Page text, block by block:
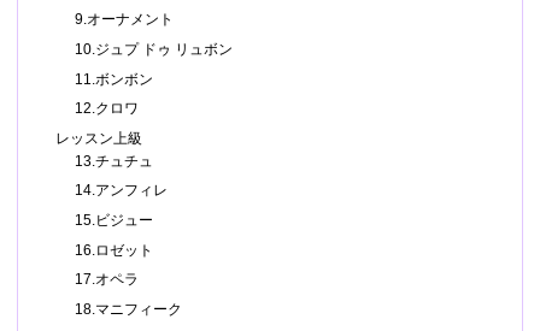
9.オーナメント
10.ジュプ ドゥ リュボン
11.ボンボン
12.クロワ
レッスン上級
13.チュチュ
14.アンフィレ
15.ビジュー
16.ロゼット
17.オペラ
18.マニフィーク